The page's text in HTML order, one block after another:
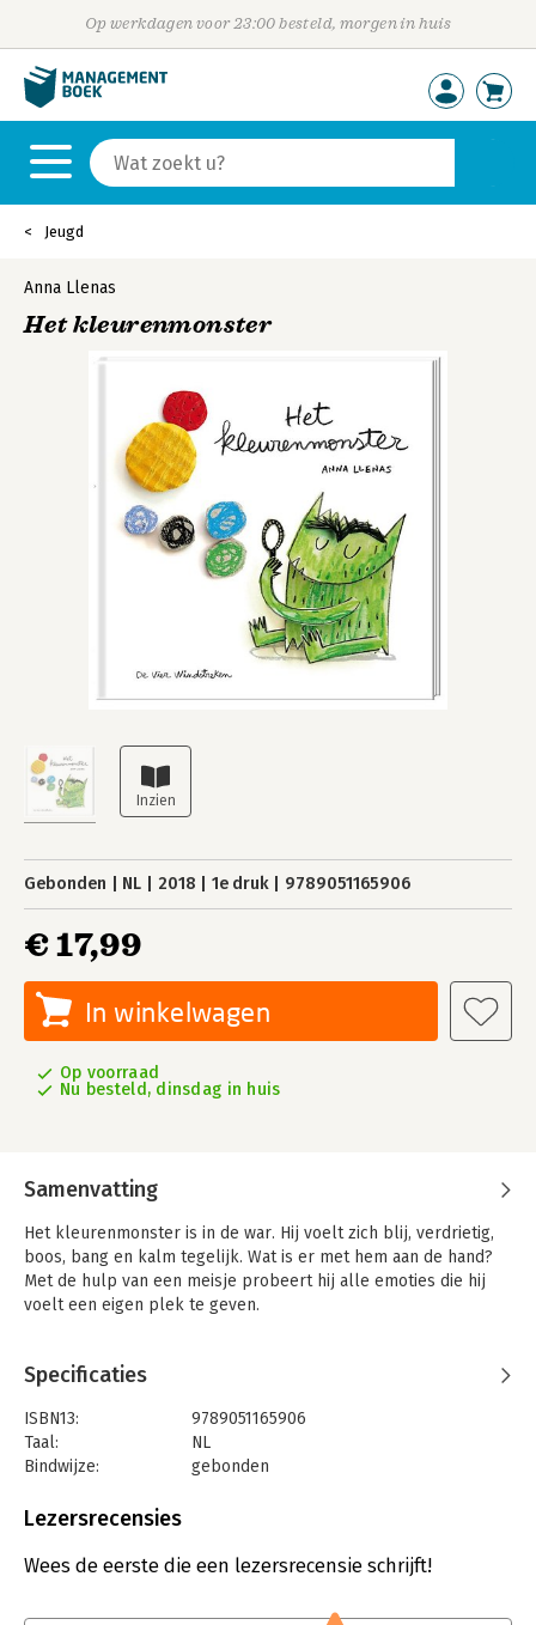
Op werkdagen voor 23:00 besteld, morgen in huis
Jeugd
Anna Llenas
Het kleurenmonster
Gebonden NL 2018 1e druk 9789051165906
€ 17,99
In winkelwagen
Op voorraad
Nu besteld, dinsdag in huis
Samenvatting
Het kleurenmonster is in de war. Hij voelt zich blij, verdrietig,
boos, bang en kalm tegelijk. Wat is er met hem aan de hand?
Met de hulp van een meisje probeert hij alle emoties die hij
voelt een eigen plek te geven.
Specificaties
ISBN13:
9789051165906
Taal:
NL
Bindwijze:
gebonden
Uitgever:
Verschijningsdatum:
22-12-2018
Lezersrecensies
Wees de eerste die een lezersrecensie schrijft!